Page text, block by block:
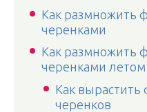
Как размножить
черенками
Как размножить
черенками летом
Как вырастить
черенков